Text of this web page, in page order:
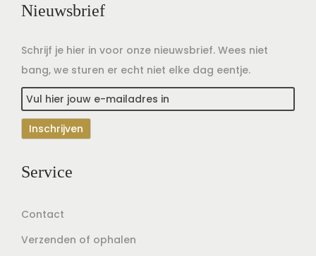
Nieuwsbrief
Schrijf je hier in voor onze nieuwsbrief. Wees niet
bang, we sturen er echt niet elke dag eentje.
Service
Contact
Verzenden of ophalen